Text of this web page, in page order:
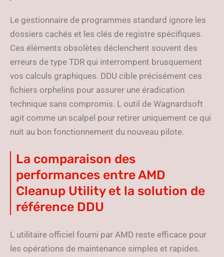
Le gestionnaire de programmes standard ignore les
dossiers cachés et les clés de registre spécifiques.
Ces éléments obsolètes déclenchent souvent des
erreurs de type TDR qui interrompent brusquement
vos calculs graphiques. DDU cible précisément ces
fichiers orphelins pour assurer une éradication
technique sans compromis. L outil de Wagnardsoft
agit comme un scalpel pour retirer uniquement ce qui
nuit au bon fonctionnement du nouveau pilote.
La comparaison des
performances entre AMD
Cleanup Utility et la solution de
référence DDU
L utilitaire officiel fourni par AMD reste efficace pour
les opérations de maintenance simples et rapides.